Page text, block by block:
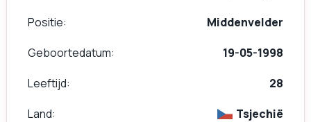
Positie
Middenvelder
Geboortedatum
19-05-1998
Leeftijd
28
Land
Tsjechië